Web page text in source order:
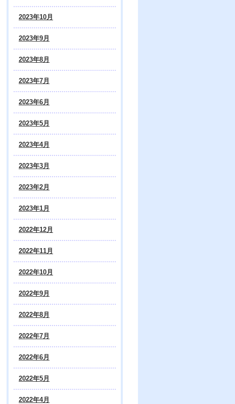
2023年10月
2023年9月
2023年8月
2023年7月
2023年6月
2023年5月
2023年4月
2023年3月
2023年2月
2023年1月
2022年12月
2022年11月
2022年10月
2022年9月
2022年8月
2022年7月
2022年6月
2022年5月
2022年4月